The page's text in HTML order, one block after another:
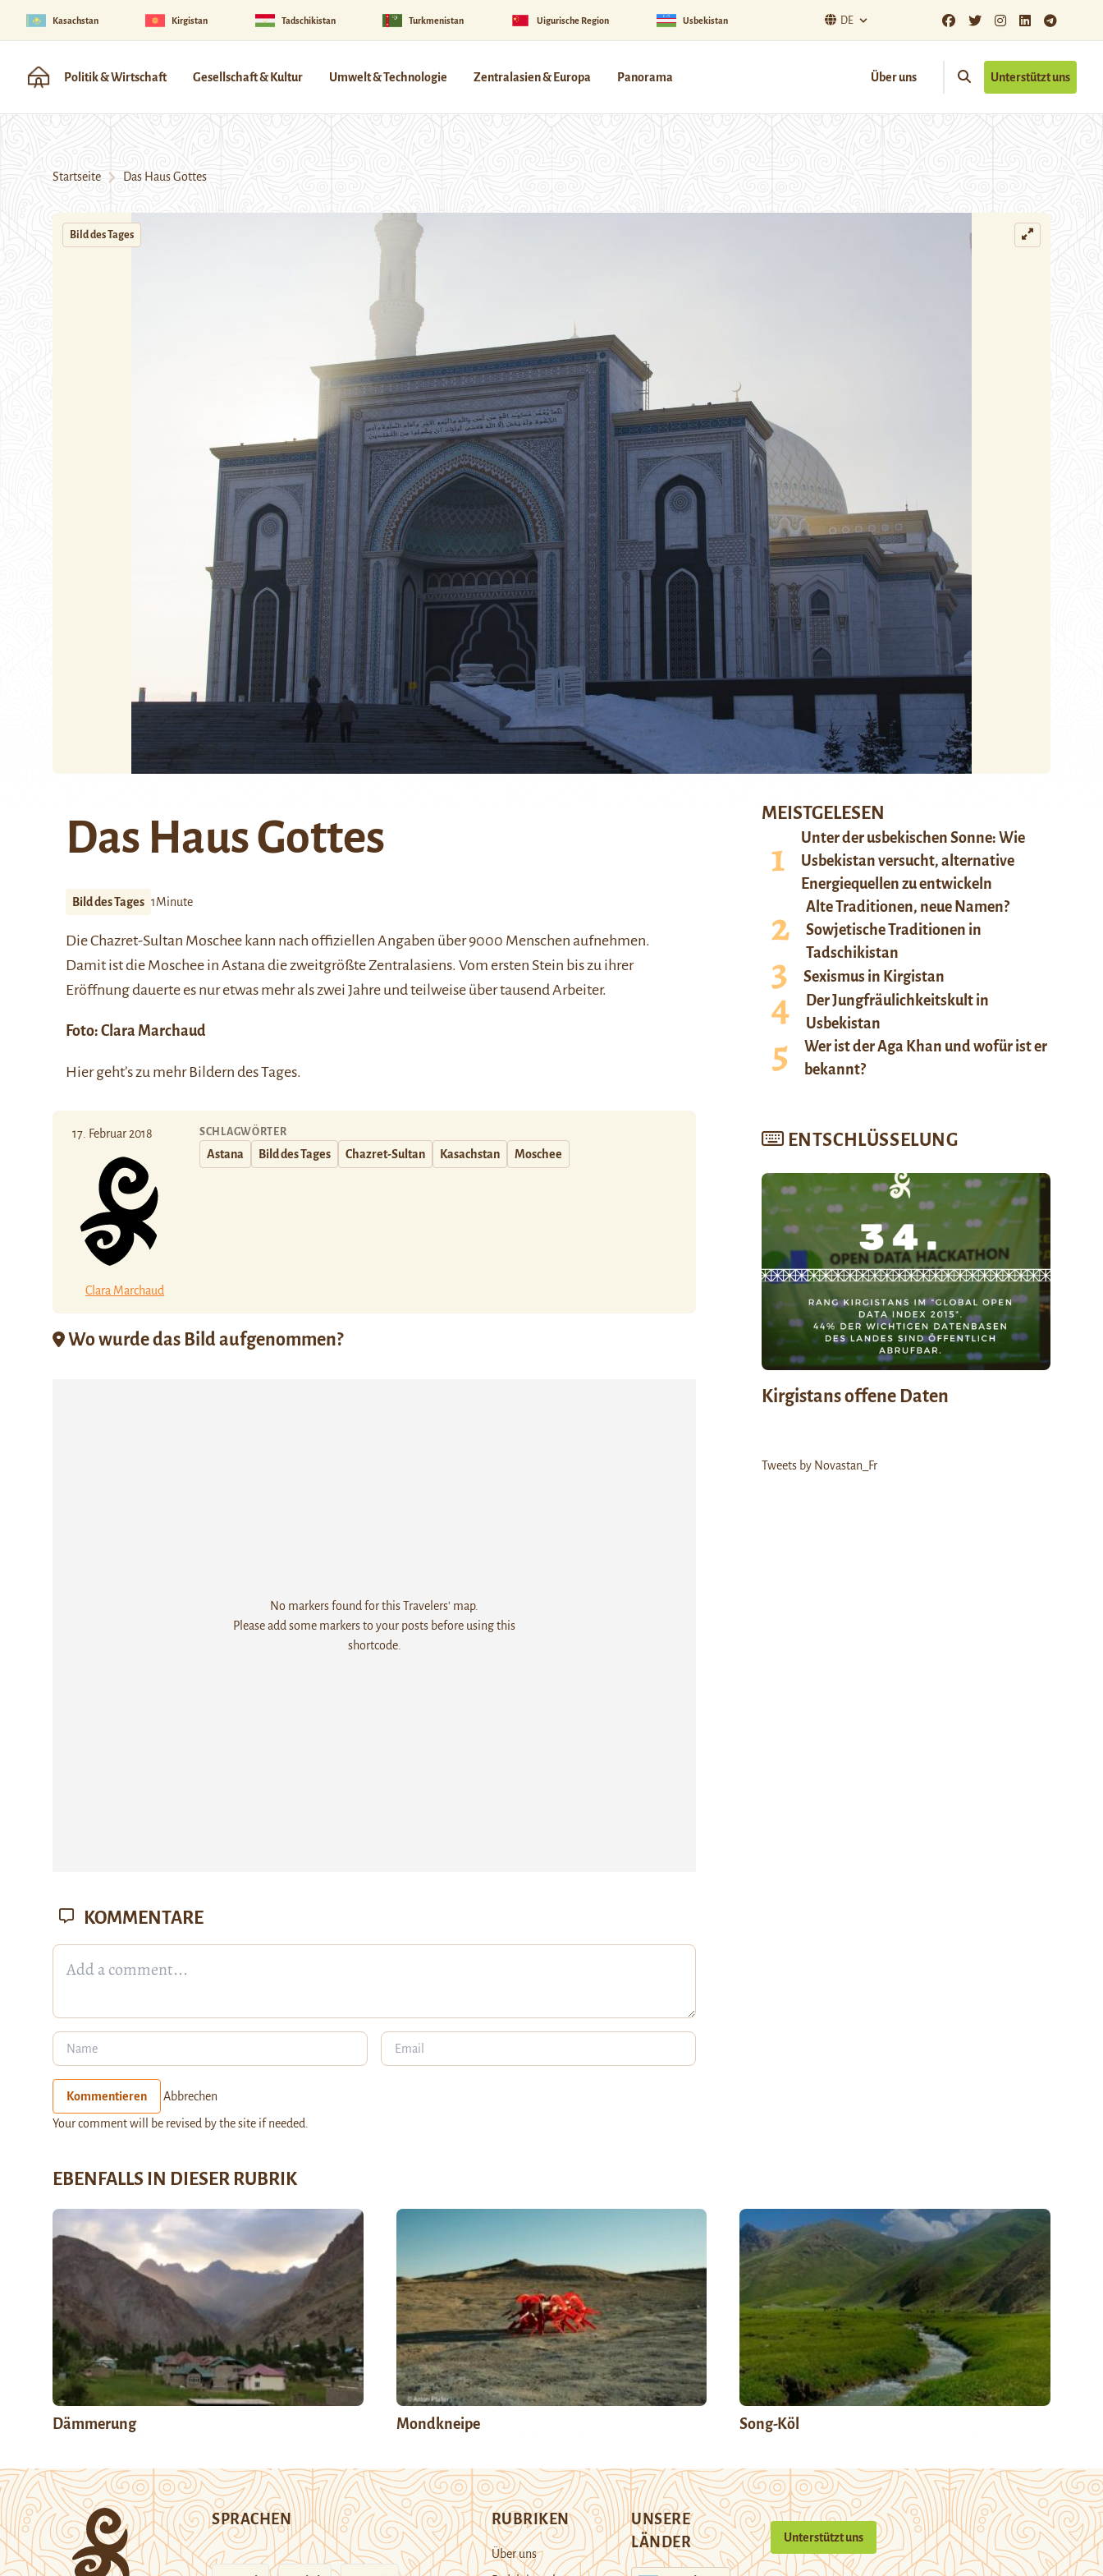
Kasachstan Kirgistan Tadschikistan Turkmenistan Uigurische Region Usbekistan DE
Politik & Wirtschaft Gesellschaft & Kultur Umwelt & Technologie Zentralasien & Europa Panorama Über uns Unterstützt uns
Startseite Das Haus Gottes
Bild des Tages
Das Haus Gottes
Bild des Tages 1Minute
Die Chazret-Sultan Moschee kann nach offiziellen Angaben über 9000 Menschen aufnehmen.
Damit ist die Moschee in Astana die zweitgrößte Zentralasiens. Vom ersten Stein bis zu ihrer
Eröffnung dauerte es nur etwas mehr als zwei Jahre und teilweise über tausend Arbeiter.
Foto: Clara Marchaud
Hiergeht’s zu mehr Bildern des Tages.
17. Februar 2018
Clara Marchaud
SCHLAGWÖRTER
Astana Bild des Tages Chazret-Sultan Kasachstan Moschee
Wo wurde das Bild aufgenommen?
No markers found for this Travelers' map.
Please add some markers to your posts before using this
shortcode.
MEISTGELESEN
Unter der usbekischen Sonne: Wie
Usbekistan versucht, alternative
Energiequellen zu entwickeln
Alte Traditionen, neue Namen?
Sowjetische Traditionen in
Tadschikistan
Sexismus in Kirgistan
Der Jungfräulichkeitskult in
Usbekistan
Wer ist der Aga Khan und wofür ist er
bekannt?
ENTSCHLÜSSELUNG
Kirgistans offene Daten
Tweets by Novastan_Fr
KOMMENTARE
Kommentieren Abbrechen
Your comment will be revised by the site if needed.
EBENFALLS IN DIESER RUBRIK
Dämmerung Mondkneipe Song-Köl
SPRACHEN RUBRIKEN
Über uns
UNSERE
LÄNDER
Unterstützt uns